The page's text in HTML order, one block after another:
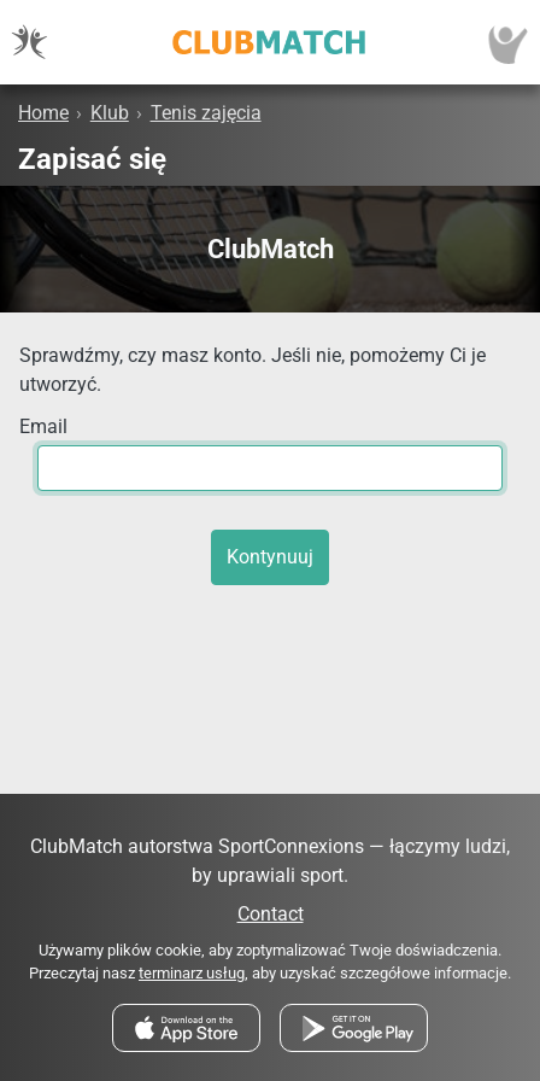
Home › Klub › Tenis zajęcia
Zapisać się
ClubMatch
Sprawdźmy, czy masz konto. Jeśli nie, pomożemy Ci je
utworzyć.
Email
Kontynuuj
ClubMatch autorstwa SportConnexions — łączymy ludzi,
by uprawiali sport.
Contact
Używamy plików cookie, aby zoptymalizować Twoje doświadczenia.
Przeczytaj nasz terminarz usług, aby uzyskać szczegółowe informacje.